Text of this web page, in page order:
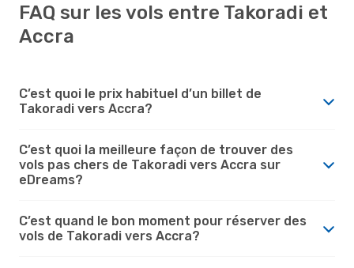
FAQ sur les vols entre Takoradi et
Accra
C’est quoi le prix habituel d’un billet de
Takoradi vers Accra?
C’est quoi la meilleure façon de trouver des
vols pas chers de Takoradi vers Accra sur
eDreams?
C’est quand le bon moment pour réserver des
vols de Takoradi vers Accra?